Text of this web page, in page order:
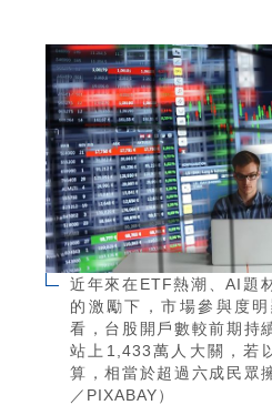
近年來在ETF熱潮、AI題
的激勵下，市場參與度
看，台股開戶數較前期持
站上1,433萬人大關，若
算，相當於超過六成民眾
／PIXABAY）